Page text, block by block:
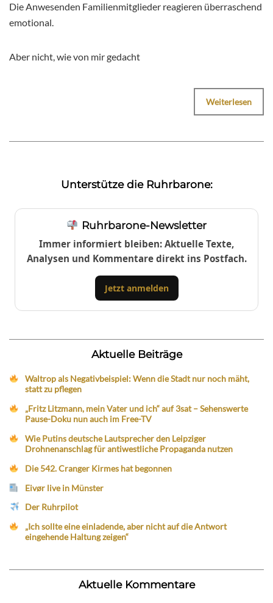
Die Anwesenden Familienmitglieder reagieren überraschend
emotional.
Aber nicht, wie von mir gedacht
Weiterlesen
Unterstütze die Ruhrbarone:
Ruhrbarone-Newsletter
Immer informiert bleiben: Aktuelle Texte,
Analysen und Kommentare direkt ins Postfach.
Jetzt anmelden
Aktuelle Beiträge
Waltrop als Negativbeispiel: Wenn die Stadt nur noch mäht,
statt zu pflegen
„Fritz Litzmann, mein Vater und ich“ auf 3sat – Sehenswerte
Pause-Doku nun auch im Free-TV
Wie Putins deutsche Lautsprecher den Leipziger
Drohnenanschlag für antiwestliche Propaganda nutzen
Die 542. Cranger Kirmes hat begonnen
Eivør live in Münster
Der Ruhrpilot
„Ich sollte eine einladende, aber nicht auf die Antwort
eingehende Haltung zeigen“
Aktuelle Kommentare